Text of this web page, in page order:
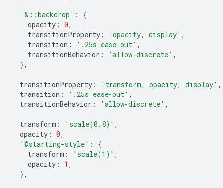
'&::backdrop' :
{
opacity : 0,
transitionProperty : 'opacity, display' ,
transition : '.25s ease-out' ,
transitionBehavior : 'allow-discrete' ,
},
transitionProperty : 'transform, opacity, display' ,
transition : '.25s ease-out' ,
transitionBehavior : 'allow-discrete' ,
transform : 'scale(0.8)' ,
opacity : 0,
'@starting-style' :
{
transform : 'scale(1)' ,
opacity : 1 ,
},